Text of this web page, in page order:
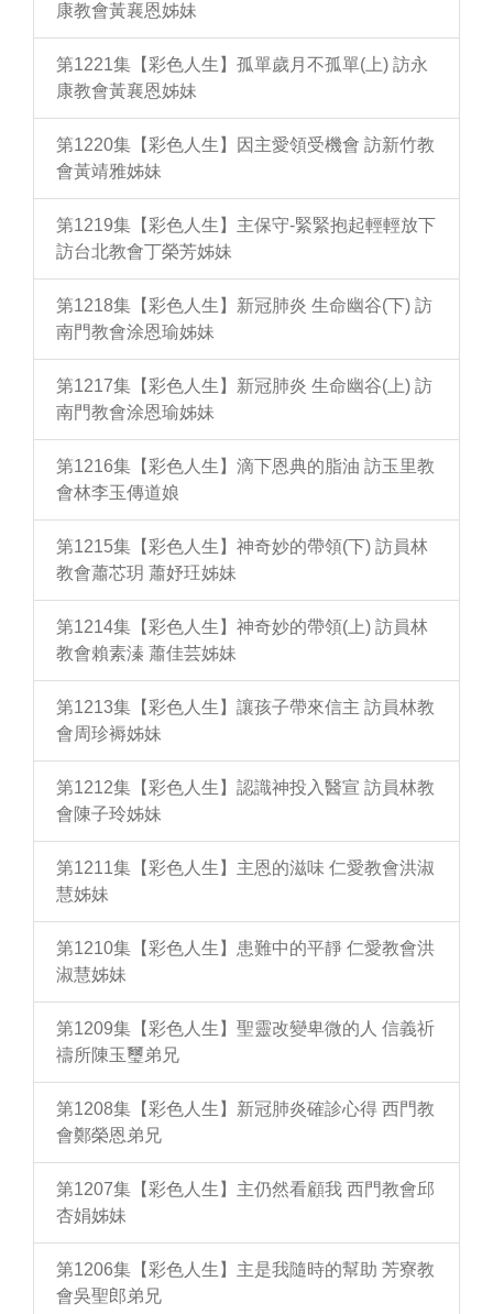
康教會黃襄恩姊妹
第1221集【彩色人生】孤單歲月不孤單(上) 訪永
康教會黃襄恩姊妹
第1220集【彩色人生】因主愛領受機會 訪新竹教
會黃靖雅姊妹
第1219集【彩色人生】主保守-緊緊抱起輕輕放下
訪台北教會丁榮芳姊妹
第1218集【彩色人生】新冠肺炎 生命幽谷(下) 訪
南門教會涂恩瑜姊妹
第1217集【彩色人生】新冠肺炎 生命幽谷(上) 訪
南門教會涂恩瑜姊妹
第1216集【彩色人生】滴下恩典的脂油 訪玉里教
會林李玉傳道娘
第1215集【彩色人生】神奇妙的帶領(下) 訪員林
教會蕭芯玥 蕭妤玨姊妹
第1214集【彩色人生】神奇妙的帶領(上) 訪員林
教會賴素溱 蕭佳芸姊妹
第1213集【彩色人生】讓孩子帶來信主 訪員林教
會周珍褥姊妹
第1212集【彩色人生】認識神投入醫宣 訪員林教
會陳子玲姊妹
第1211集【彩色人生】主恩的滋味 仁愛教會洪淑
慧姊妹
第1210集【彩色人生】患難中的平靜 仁愛教會洪
淑慧姊妹
第1209集【彩色人生】聖靈改變卑微的人 信義祈
禱所陳玉璽弟兄
第1208集【彩色人生】新冠肺炎確診心得 西門教
會鄭榮恩弟兄
第1207集【彩色人生】主仍然看顧我 西門教會邱
杏娟姊妹
第1206集【彩色人生】主是我隨時的幫助 芳寮教
會吳聖郎弟兄